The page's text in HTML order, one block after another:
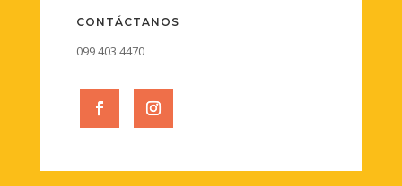
CONTÁCTANOS
099 403 4470